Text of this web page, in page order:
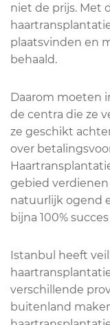
niet de prijs. Met
plaatsvinden en
behaald.
Daarom moeten
de centra die ze
ze geschikt
over
gebied
natuurlijk ogend
bijna 100%
Istanbul heeft
verschillende
buitenland